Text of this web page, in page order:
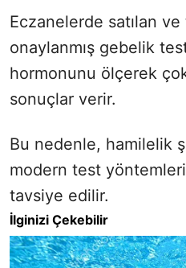
Eczanelerde satılan ve
onaylanmış gebelik
hormonunu ölçerek
sonuçlar verir.
Bu nedenle, hamilelik
modern test
tavsiye edilir.